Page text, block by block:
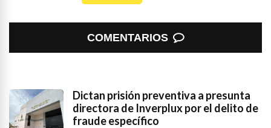
COMENTARIOS
Dictan prisión preventiva a presunta
directora de Inverplux por el delito de
fraude específico